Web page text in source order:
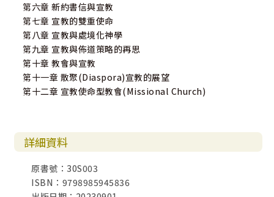
第六章 新約書信與宣教
第七章 宣教的雙重使命
第八章 宣教與處境化神學
第九章 宣教與佈道策略的再思
第十章 教會與宣教
第十一章 散聚(Diaspora)宣教的展望
第十二章 宣教使命型教會(Missional Church)
詳細資料
原書號：30S003
ISBN：9798985945836